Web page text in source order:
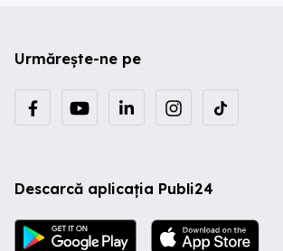
Urmărește-ne pe
Descarcă aplicația Publi24